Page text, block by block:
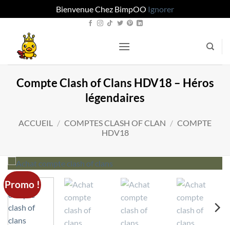
Bienvenue Chez BimpOO Ignorer
contenu
Compte Clash of Clans HDV18 – Héros
légendaires
ACCUEIL / COMPTES CLASH OF CLAN / COMPTE
HDV18
Promo !